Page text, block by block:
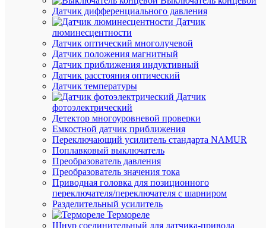
Датчик дифференциального давления
Датчик
люминесцентности
Датчик оптический многолучевой
Датчик положения магнитный
Датчик приближения индуктивный
Датчик расстояния оптический
Датчик температуры
Датчик
фотоэлектрический
Детектор многоуровневой проверки
Емкостной датчик приближения
Переключающий усилитель стандарта NAMUR
Поплавковый выключатель
Преобразователь давления
Преобразователь значения тока
Приводная головка для позиционного
переключателя/переключателя с шарниром
Разделительный усилитель
Термореле
Шнур соединительный для датчика-привода
Бренд